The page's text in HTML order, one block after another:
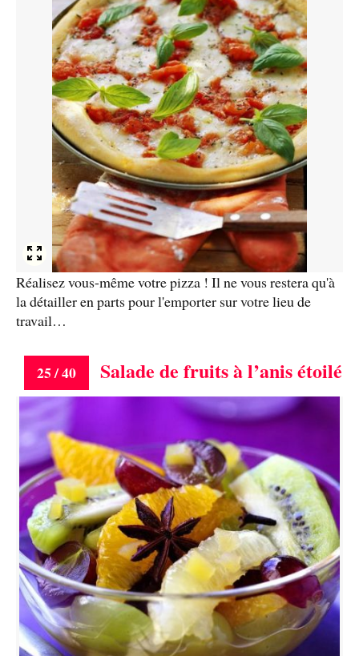
Réalisez vous-même votre pizza ! Il ne vous restera qu'à
la détailler en parts pour l'emporter sur votre lieu de
travail…
25 / 40 Salade de fruits à l’anis étoilé